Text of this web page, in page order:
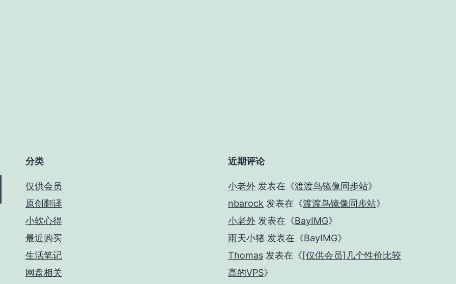
分类
仅供会员
原创翻译
小软心得
最近购买
生活笔记
网盘相关
近期评论
小老外 发表在《渡渡鸟镜像同步站》
nbarock 发表在《渡渡鸟镜像同步站》
小老外 发表在《BayIMG》
雨天小猪 发表在《BayIMG》
Thomas 发表在《[仅供会员]几个性价比较
高的VPS》